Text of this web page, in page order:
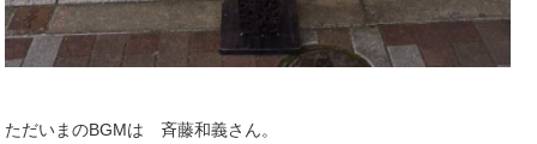
ただいまのBGMは 斉藤和義さん。